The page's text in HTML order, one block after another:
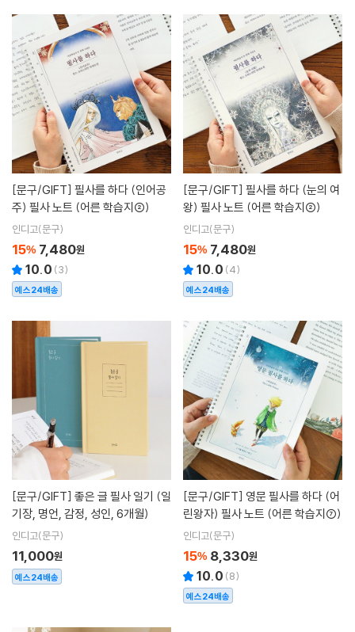
[문구/GIFT]
주) 필사 노트 (어른 학습지②)
인디고(문구)
15% 7,480원
10.0 (3)
예스24배송
[문구/GIFT]
왕) 필사 노트 (어른 학습지②)
인디고(문구)
15% 7,480원
10.0 (4)
예스24배송
[문구/GIFT]
기장, 명언, 감정, 성인, 6개월)
인디고(문구)
11,000원
예스24배송
[문구/GIFT]
린왕자) 필사 노트 (어른 학습지⑦)
인디고(문구)
15% 8,330원
10.0 (8)
예스24배송